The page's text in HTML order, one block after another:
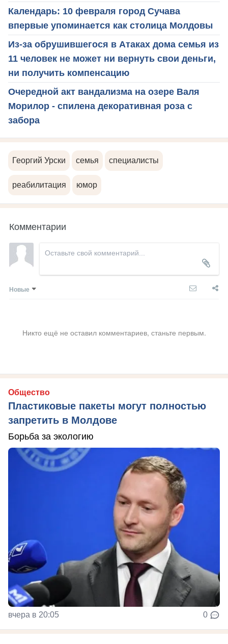
Календарь: 10 февраля город Сучава
впервые упоминается как столица Молдовы
Из-за обрушившегося в Атаках дома семья из
11 человек не может ни вернуть свои деньги,
ни получить компенсацию
Очередной акт вандализма на озере Валя
Морилор - спилена декоративная роза с
забора
Георгий Урски семья специалисты
реабилитация юмор
Комментарии
Новые
Никто ещё не оставил комментариев, станьте первым.
Общество
Пластиковые пакеты могут полностью
запретить в Молдове
Борьба за экологию
вчера в 20:05 0